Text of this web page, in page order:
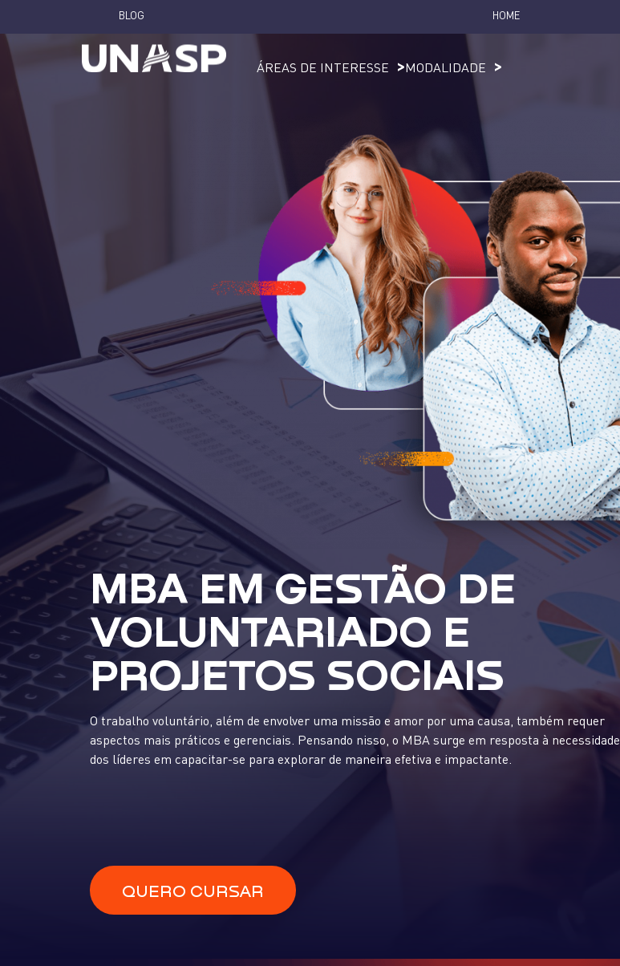
BLOG HOME
ÁREAS DE INTERESSE MODALIDADE
MBA EM GESTÃO DE
VOLUNTARIADO E
PROJETOS SOCIAIS
O trabalho voluntário, além de envolver uma missão e amor por uma causa, também requer
aspectos mais práticos e gerenciais. Pensando nisso, o MBA surge em resposta à necessidade
dos líderes em capacitar-se para explorar de maneira efetiva e impactante.
QUERO CURSAR